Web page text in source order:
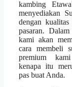
kambing
menyediakan
dengan
pasaran.
kami akan
cara membeli
premium
kenapa itu
pas buat Anda.